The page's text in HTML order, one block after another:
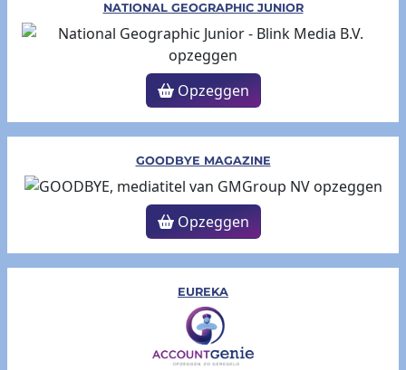
NATIONAL GEOGRAPHIC JUNIOR
Opzeggen
GOODBYE MAGAZINE
Opzeggen
EUREKA